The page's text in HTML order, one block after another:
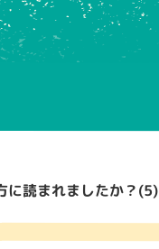
に読まれましたか？(5)